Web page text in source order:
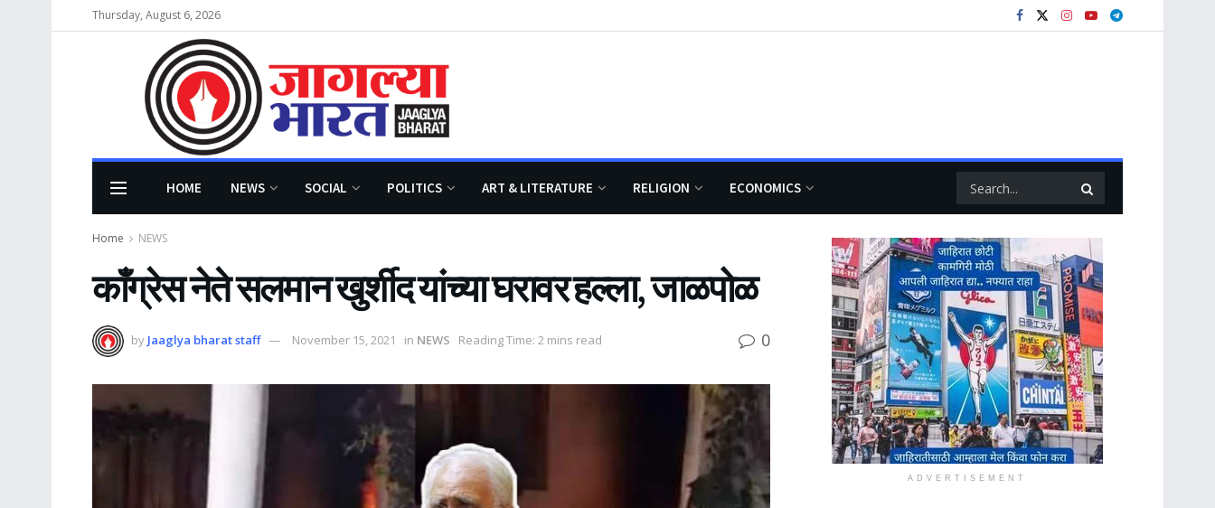
Thursday, August 6, 2026
HOME NEWS SOCIAL POLITICS ART & LITERATURE RELIGION ECONOMICS
Home NEWS
काँग्रेस नेते सलमान खुर्शीद यांच्या घरावर हल्ला, जाळपोळ
by Jaaglya bharat staff November 15, 2021 in NEWS Reading Time: 2 mins read 0
ADVERTISEMENT